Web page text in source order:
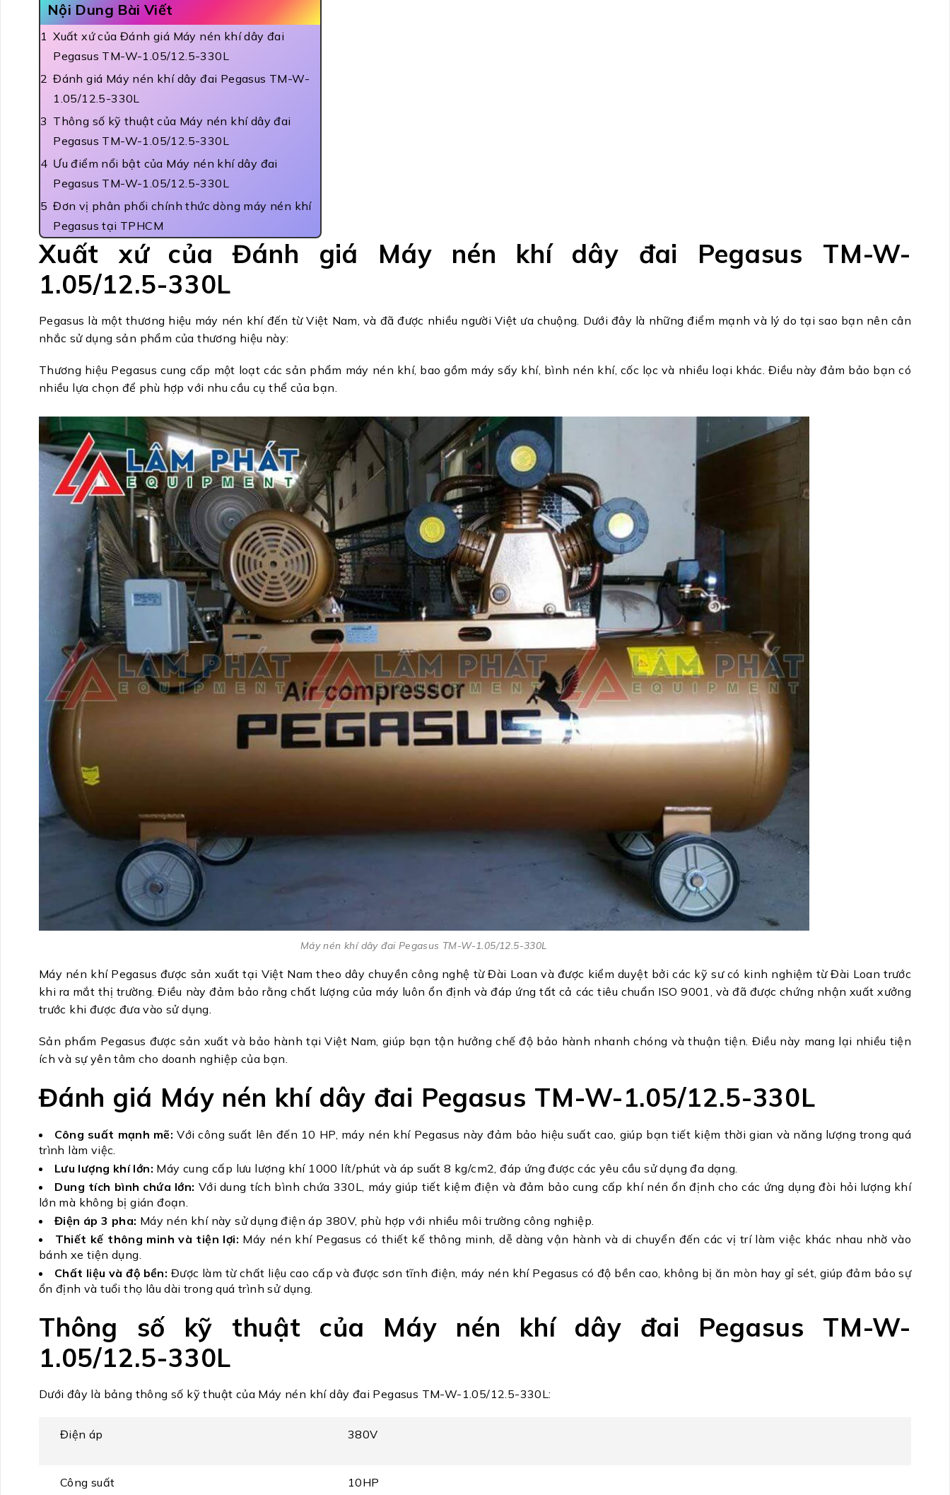
Nội Dung Bài Viết
Xuất xứ của Đánh giá Máy nén khí dây đai
Pegasus TM-W-1.05/12.5-330L
Đánh giá Máy nén khí dây đai Pegasus TM-W-
1.05/12.5-330L
Thông số kỹ thuật của Máy nén khí dây đai
Pegasus TM-W-1.05/12.5-330L
Ưu điểm nổi bật của Máy nén khí dây đai
Pegasus TM-W-1.05/12.5-330L
Đơn vị phân phối chính thức dòng máy nén khí
Pegasus tại TPHCM
Xuất xứ của Đánh giá Máy nén khí dây đai Pegasus TM-W-
1.05/12.5-330L
Pegasus là một thương hiệu máy nén khí đến từ Việt Nam, và đã được nhiều người Việt ưa chuộng. Dưới đây là những điểm mạnh và lý do tại sao bạn nên cân
nhắc sử dụng sản phẩm của thương hiệu này:
Thương hiệu Pegasus cung cấp một loạt các sản phẩm máy nén khí, bao gồm máy sấy khí, bình nén khí, cốc lọc và nhiều loại khác. Điều này đảm bảo bạn có
nhiều lựa chọn để phù hợp với nhu cầu cụ thể của bạn.
Máy nén khí dây đai Pegasus TM-W-1.05/12.5-330L
Máy nén khí Pegasus được sản xuất tại Việt Nam theo dây chuyền công nghệ từ Đài Loan và được kiểm duyệt bởi các kỹ sư có kinh nghiệm từ Đài Loan trước
khi ra mắt thị trường. Điều này đảm bảo rằng chất lượng của máy luôn ổn định và đáp ứng tất cả các tiêu chuẩn ISO 9001, và đã được chứng nhận xuất xưởng
trước khi được đưa vào sử dụng.
Sản phẩm Pegasus được sản xuất và bảo hành tại Việt Nam, giúp bạn tận hưởng chế độ bảo hành nhanh chóng và thuận tiện. Điều này mang lại nhiều tiện
ích và sự yên tâm cho doanh nghiệp của bạn.
Đánh giá Máy nén khí dây đai Pegasus TM-W-1.05/12.5-330L
Công suất mạnh mẽ: Với công suất lên đến 10 HP, máy nén khí Pegasus này đảm bảo hiệu suất cao, giúp bạn tiết kiệm thời gian và năng lượng trong quá
trình làm việc.
Lưu lượng khí lớn: Máy cung cấp lưu lượng khí 1000 lít/phút và áp suất 8 kg/cm2, đáp ứng được các yêu cầu sử dụng đa dạng.
Dung tích bình chứa lớn: Với dung tích bình chứa 330L, máy giúp tiết kiệm điện và đảm bảo cung cấp khí nén ổn định cho các ứng dụng đòi hỏi lượng khí
lớn mà không bị gián đoạn.
Điện áp 3 pha: Máy nén khí này sử dụng điện áp 380V, phù hợp với nhiều môi trường công nghiệp.
Thiết kế thông minh và tiện lợi: Máy nén khí Pegasus có thiết kế thông minh, dễ dàng vận hành và di chuyển đến các vị trí làm việc khác nhau nhờ vào
bánh xe tiện dụng.
Chất liệu và độ bền: Được làm từ chất liệu cao cấp và được sơn tĩnh điện, máy nén khí Pegasus có độ bền cao, không bị ăn mòn hay gỉ sét, giúp đảm bảo sự
ổn định và tuổi thọ lâu dài trong quá trình sử dụng.
Thông số kỹ thuật của Máy nén khí dây đai Pegasus TM-W-
1.05/12.5-330L
Dưới đây là bảng thông số kỹ thuật của Máy nén khí dây đai Pegasus TM-W-1.05/12.5-330L:
Điện áp 380V
Công suất 10HP